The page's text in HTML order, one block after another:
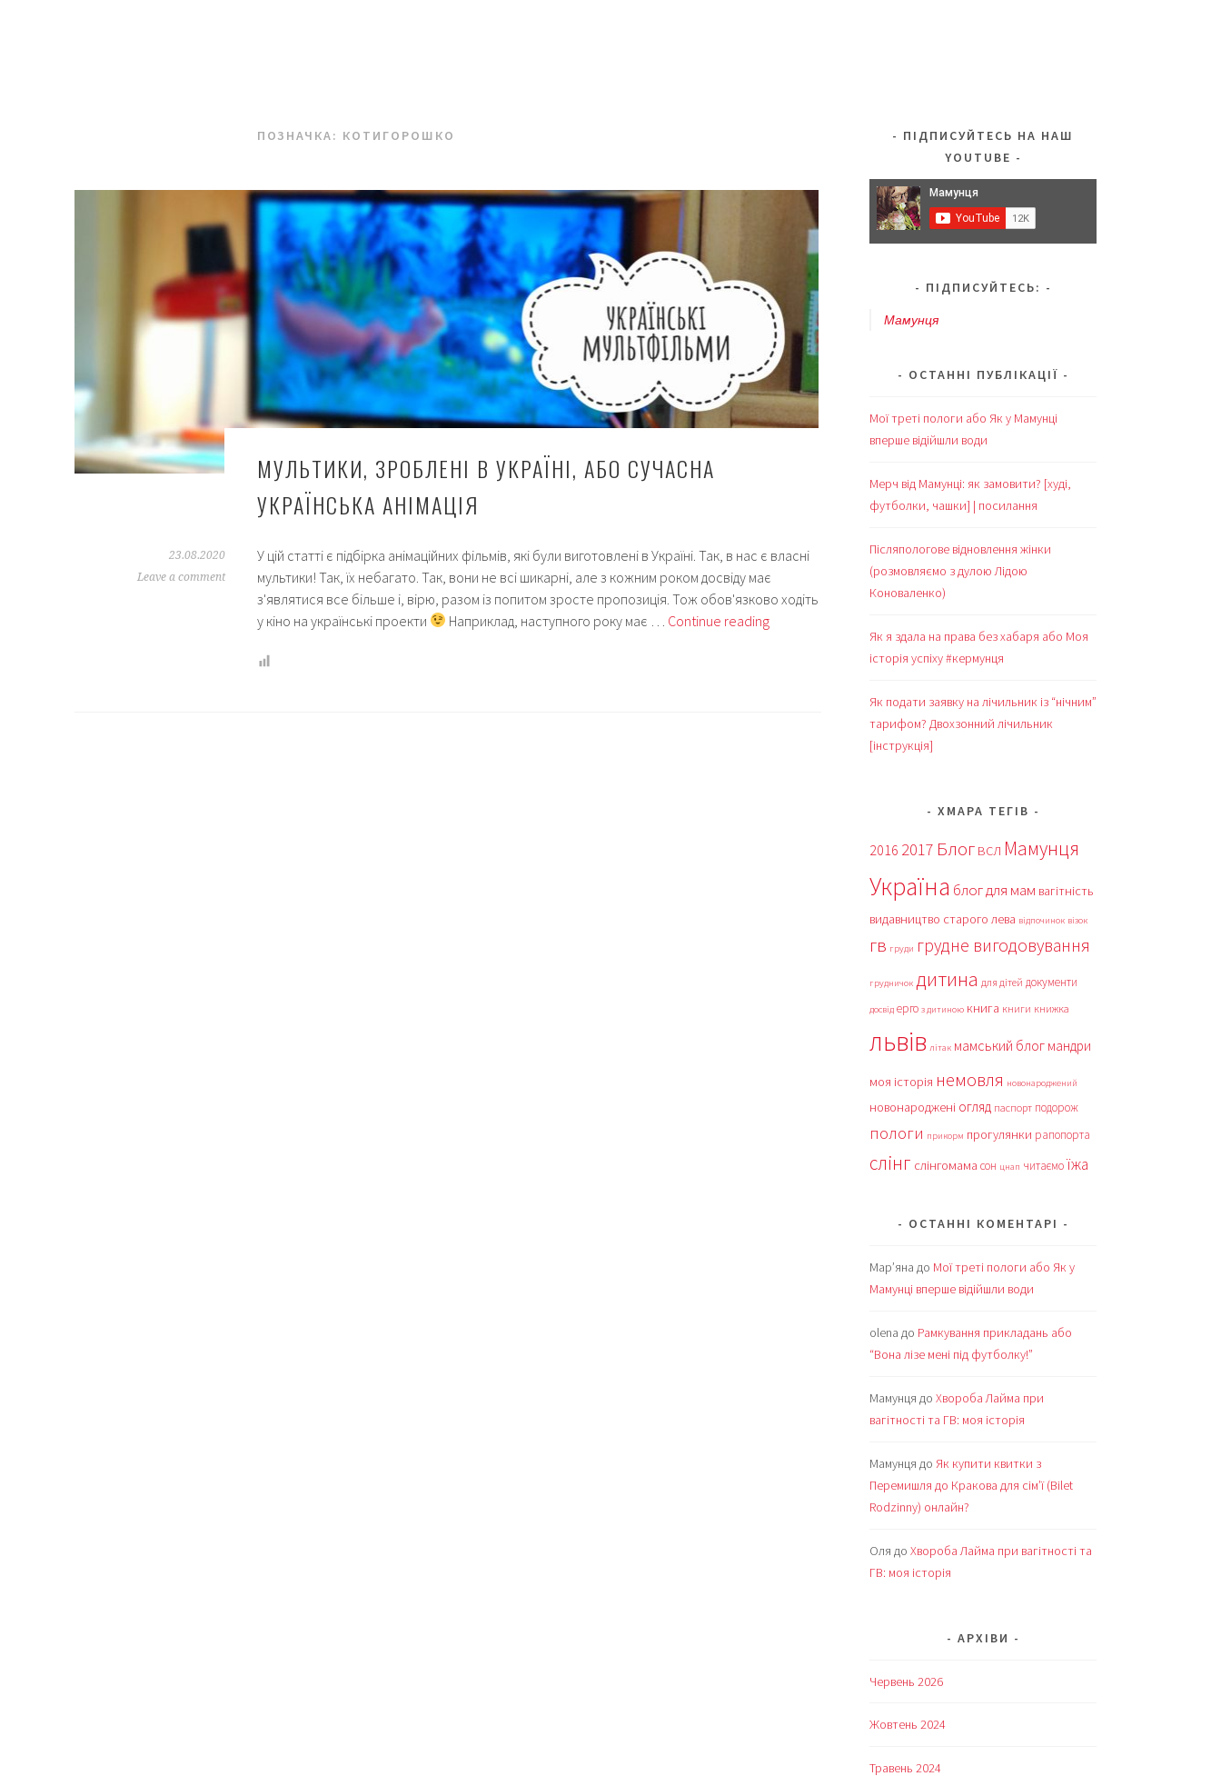
ПОЗНАЧКА: КОТИГОРОШКО
МУЛЬТИКИ, ЗРОБЛЕНІ В УКРАЇНІ, АБО СУЧАСНА
УКРАЇНСЬКА АНІМАЦІЯ
23.08.2020
Leave a comment
У цій статті є підбірка анімаційних фільмів, які були виготовлені в Україні. Так, в нас є власні
мультики! Так, їх небагато. Так, вони не всі шикарні, але з кожним роком досвіду має
з'являтися все більше і, вірю, разом із попитом зросте пропозиція. Тож обов'язково ходіть
у кіно на українські проекти
Наприклад, наступного року має … Continue readingМультики,
ПІДПИСУЙТЕСЬ НА НАШ
YOUTUBE
ПІДПИСУЙТЕСЬ:
Мамунця
ОСТАННІ ПУБЛІКАЦІЇ
Мої треті пологи або Як у Мамунці
вперше відійшли води
Мерч від Мамунці: як замовити? [худі,
футболки, чашки] | посилання
Післяпологове відновлення жінки
(розмовляємо з дулою Лідою
Коноваленко)
Як я здала на права без хабаря або Моя
історія успіху #кермунця
Як подати заявку на лічильник із “нічним”
тарифом? Двохзонний лічильник
[інструкція]
ХМАРА ТЕГІВ
2016 2017 Блог ВСЛ Мамунця
Україна блог для мам вагітність
видавництво старого лева відпочинок візок
гв груди грудне вигодовування
грудничок дитина для дітей документи
досвід ерго з дитиною книга книги книжка
львів літак мамський блог мандри
моя історія немовля новонароджений
новонароджені огляд паспорт подорож
пологи прикорм прогулянки рапопорта
слінг слінгомама сон цнап читаємоїжа
ОСТАННІ КОМЕНТАРІ
Мар’яна до Мої треті пологи або Як у
Мамунці вперше відійшли води
olena до Рамкування прикладань або
“Вона лізе мені під футболку!”
Мамунця до Хвороба Лайма при
вагітності та ГВ: моя історія
Мамунця до Як купити квитки з
Перемишля до Кракова для сім’ї (Bilet
Rodzinny) онлайн?
Оля до Хвороба Лайма при вагітності та
ГВ: моя історія
АРХІВИ
Червень 2026
Жовтень 2024
Травень 2024